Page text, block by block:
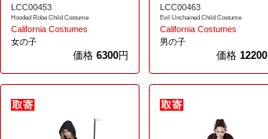
LCC00453
Hooded Robe Child Costume
California Costumes
女の子
価格 6300円
LCC00463
Evil Unchained Child Costume
California Costumes
男の子
価格12200